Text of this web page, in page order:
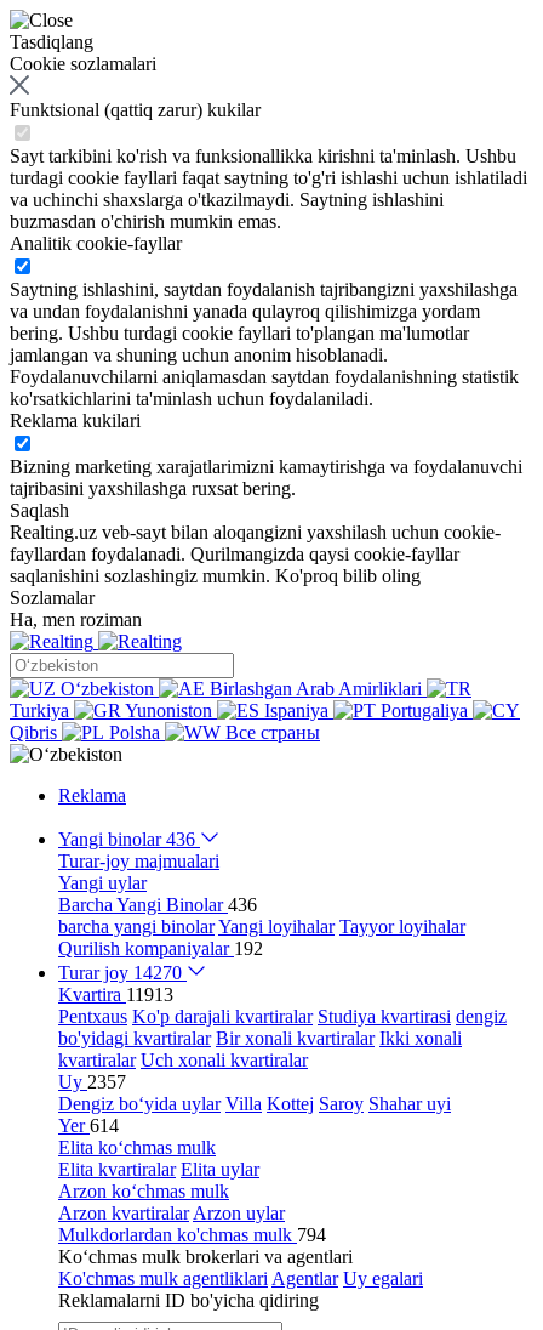
Tasdiqlang
Cookie sozlamalari
Funktsional (qattiq zarur) kukilar
Sayt tarkibini ko'rish va funksionallikka kirishni ta'minlash. Ushbu
turdagi cookie fayllari faqat saytning to'g'ri ishlashi uchun ishlatiladi
va uchinchi shaxslarga o'tkazilmaydi. Saytning ishlashini
buzmasdan o'chirish mumkin emas.
Analitik cookie-fayllar
Saytning ishlashini, saytdan foydalanish tajribangizni yaxshilashga
va undan foydalanishni yanada qulayroq qilishimizga yordam
bering. Ushbu turdagi cookie fayllari to'plangan ma'lumotlar
jamlangan va shuning uchun anonim hisoblanadi.
Foydalanuvchilarni aniqlamasdan saytdan foydalanishning statistik
ko'rsatkichlarini ta'minlash uchun foydalaniladi.
Reklama kukilari
Bizning marketing xarajatlarimizni kamaytirishga va foydalanuvchi
tajribasini yaxshilashga ruxsat bering.
Saqlash
Realting.uz veb-sayt bilan aloqangizni yaxshilash uchun cookie-
fayllardan foydalanadi. Qurilmangizda qaysi cookie-fayllar
saqlanishini sozlashingiz mumkin. Ko'proq bilib oling
Sozlamalar
Ha, men roziman
Oʻzbekiston
Birlashgan Arab Amirliklari
Turkiya
Yunoniston Ispaniya
Portugaliya
Qibris
Polsha Все страны
Reklama
Yangi binolar436
Turar-joy majmualari
Yangi uylar
Barcha Yangi Binolar436
barcha yangi binolarYangi loyihalar Tayyor loyihalar
Qurilish kompaniyalar 192
Turar joy 14270
Kvartira 11913
Pentxaus Ko'p darajali kvartiralar Studiya kvartirasi dengiz
bo'yidagi kvartiralar Bir xonali kvartiralar Ikki xonali
kvartiralar Uch xonali kvartiralar
Uy 2357
Dengiz bo‘yida uylar Villa Kottej Saroy Shahar uyi
Yer614
Elita ko‘chmas mulk
Elita kvartiralar Elita uylar
Arzon ko‘chmas mulk
Arzon kvartiralar Arzon uylar
Mulkdorlardan ko'chmas mulk 794
Ko‘chmas mulk brokerlari va agentlari
Ko'chmas mulk agentliklari Agentlar Uy egalari
Reklamalarni ID bo'yicha qidiring